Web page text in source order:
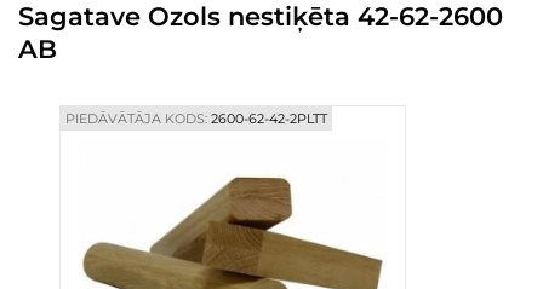
Blogs
Sagatave Ozols nestiķēta 42-62-2600
AB
PIEDĀVĀTĀJA KODS:2600-62-42-2PLTT